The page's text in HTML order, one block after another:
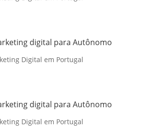
digital para Autônomo
Digital em Portugal
digital para Autônomo
Digital em Portugal